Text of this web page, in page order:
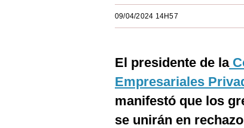
09/04/2024 14H57
El presidente de la
Empresariales
manifestó que los
se unirán en